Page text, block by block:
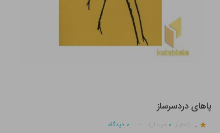
پاهای دردسرساز
. ۰ ۰ دیدگاه